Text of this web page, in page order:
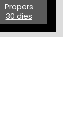
Propers
30 dies